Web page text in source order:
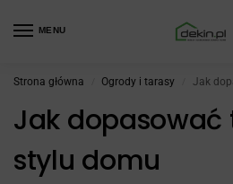
MENU
Strona główna Ogrody i tarasy Jak
Jak dopasować
stylu domu